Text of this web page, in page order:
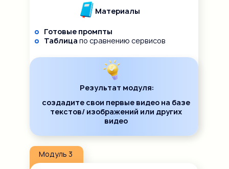
Модуль 3
Результат модуля:
создадите свои первые видео на базе
текстов/ изображений или других
видео
Материалы
Готовые промпты
Таблица по сравнению сервисов